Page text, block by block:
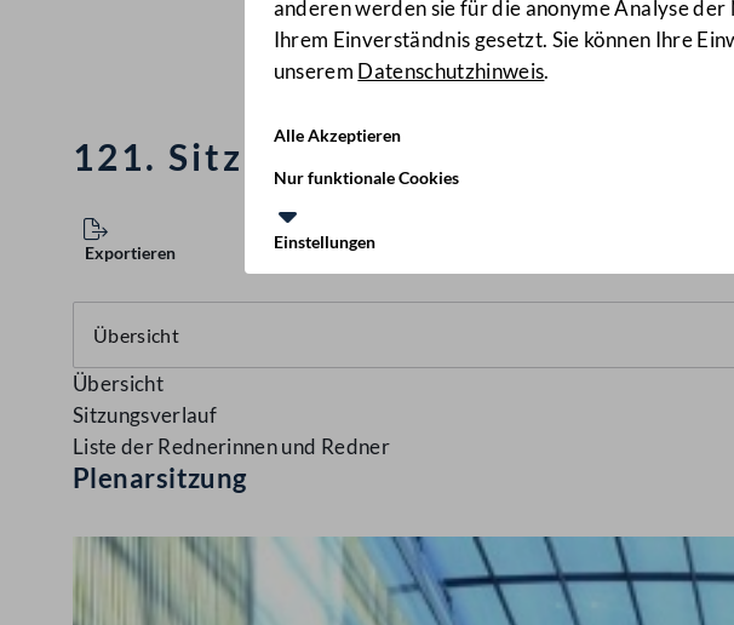
anderen werden sie für die anonyme Analyse
Ihrem Einverständnis gesetzt. Sie können Ihre
unserem Datenschutzhinweis.
Alle Akzeptieren
Nur funktionale Cookies
Einstellungen
121. Sitzung des Nationalrats
Exportieren
Übersicht
Sitzungsverlauf
Liste der Rednerinnen und Redner
Plenarsitzung